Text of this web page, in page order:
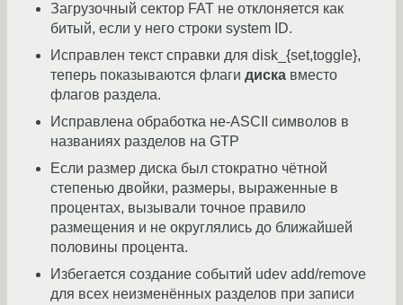
Загрузочный сектор FAT не отклоняется как
битый, если у него строки system ID.
Исправлен текст справки для disk_{set,toggle},
теперь показываются флаги диска вместо
флагов раздела.
Исправлена обработка не-ASCII символов в
названиях разделов на GTP
Если размер диска был стократно чётной
степенью двойки, размеры, выраженные в
процентах, вызывали точное правило
размещения и не округлялись до ближайшей
половины процента.
Избегается создание событий udev add/remove
для всех неизменённых разделов при записи